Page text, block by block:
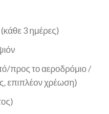
3 ημέρες)
προς το αεροδρόμιο /
επιπλέον χρέωση)